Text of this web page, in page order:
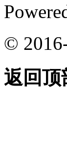
©
返回顶